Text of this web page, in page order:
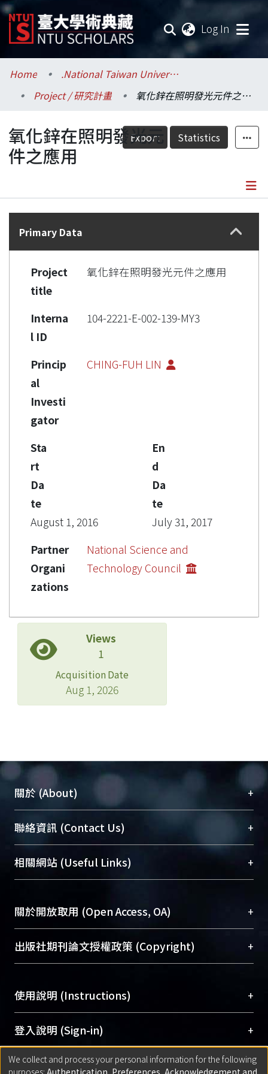
Log In
Communities & Collections
Research Outputs
Fundings & Projects
Researchers
Statistics
Home
.National Taiwan University / 國立臺灣大學
Project / 研究計畫
氧化鋅在照明發光元件之應用
Export Statistics
氧化鋅在照明發光元
件之應用
Details
Primary Data
Project
title
氧化鋅在照明發光元件之應用
Interna
l ID
104-2221-E-002-139-MY3
Princip
al
Investi
gator
CHING-FUH LIN
Sta
rt
Da
te
August 1, 2016
En
d
Da
te
July 31, 2017
Partner
Organi
zations
National Science and
Technology Council
Views
1
Acquisition Date
Aug 1, 2026
關於 (About) +
臺大位居世界頂尖大學之列，為永久珍藏及向國際
展現本校豐碩的研究成果及學術能量，圖書館整合
機構典藏（NTUR）與學術庫（AH）不同功能平
台，成為臺大學術典藏NTU scholars。期能整合研
成果。
To permanently archive and promote researcher
profiles and scholarly works, Library integrates the
services of “NTU Repository” with “Academic
聯絡資訊 (Contact Us) +
總館學科館員(Main Library)
醫學圖書館學科館員(Medical Library)
Sciences Library)
相關網站 (Useful Links) +
關於開放取用 (Open Access, OA) +
開放取用是從使用者角度提升資訊取用性的社會運
動，應用在學術研究上是透過將研究著作公開供使
用逐年攀升。同時可加速研究發展、提升研究影響
Archive）平台。 （點選深入了解OA）
出版社期刊論文授權政策 (Copyright) +
含部分內容的版權非匯入者所有，或由第三方贊
助與合作完成，請確認該版權所有者及第三方同
意提供此授權。
Please represent that the submission is your
original work, and that you have the right to
使用說明 (Instructions) +
網站簡介(Quickstart Guide)
使用手冊(Instruction Manual)
線上預約服務(Booking Service)
登入說明 (Sign-in) +
方案一：臺灣大學計算機中心帳號登入
匯入著作 (Submission) +
We collect and process your personal information for the following
purposes: Authentication, Preferences, Acknowledgement and